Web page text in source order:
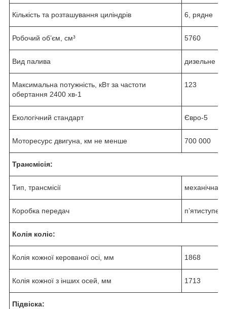
Кількість та розташування циліндрів 6, рядне
Робочий об’єм, см³ 5760
Вид палива дизельне
Максимальна потужність, кВт за частоти
обертання 2400 хв-1
123
Екологічний стандарт Євро-5
Моторесурс двигуна, км не менше 700 000
Трансмісія:
Тип, трансмісії механічна
Коробка передач
Колія коліс:
Колія кожної керованої осі, мм 1868
Колія кожної з інших осей, мм 1713
Підвіска: